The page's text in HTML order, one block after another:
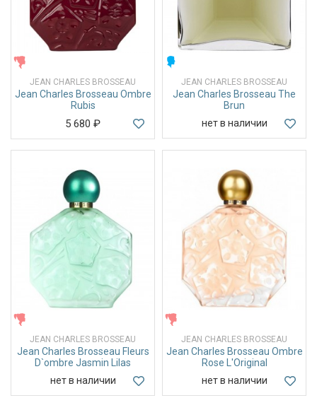
JEAN CHARLES BROSSEAU
Jean Charles Brosseau Ombre
Rubis
5 680 ₽
JEAN CHARLES BROSSEAU
Jean Charles Brosseau The
Brun
нет в наличии
JEAN CHARLES BROSSEAU
Jean Charles Brosseau Fleurs
D`ombre Jasmin Lilas
нет в наличии
JEAN CHARLES BROSSEAU
Jean Charles Brosseau Ombre
Rose L'Original
нет в наличии